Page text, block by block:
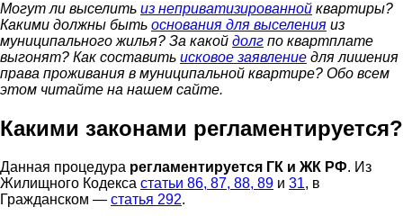
Могут ли выселить из неприватизированной квартиры?
Какими должны быть основания для выселения из
муниципального жилья? За какой долг по квартплате
выгонят? Как составить исковое заявление для лишения
права проживания в муниципальной квартире? Обо всем
этом читайте на нашем сайте.
Какими законами регламентируется?
Данная процедура регламентируется ГК и ЖК РФ. Из
Жилищного Кодекса статьи 86, 87, 88, 89 и 31, в
Гражданском — статья 292.